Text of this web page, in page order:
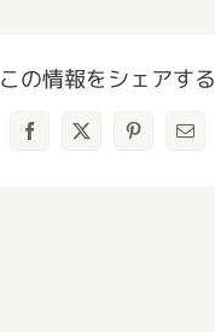
この情報をシェアする
Facebook
X Pinterest
電